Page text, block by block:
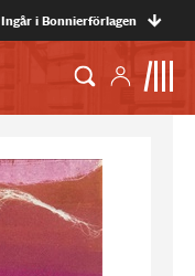
Ingår i Bonnierförlagen